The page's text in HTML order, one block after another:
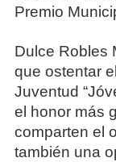
Premio
Dulce Robles
que ostentar
Juventud
el honor más
comparten el
también una